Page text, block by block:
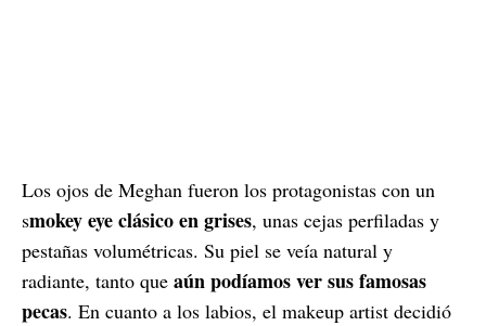
Los ojos de Meghan fueron los protagonistas con un
smokey eye clásico en grises, unas cejas perfiladas y
pestañas volumétricas. Su piel se veía natural y
radiante, tanto que aún podíamos ver sus famosas
pecas. En cuanto a los labios, el makeup artist decidió